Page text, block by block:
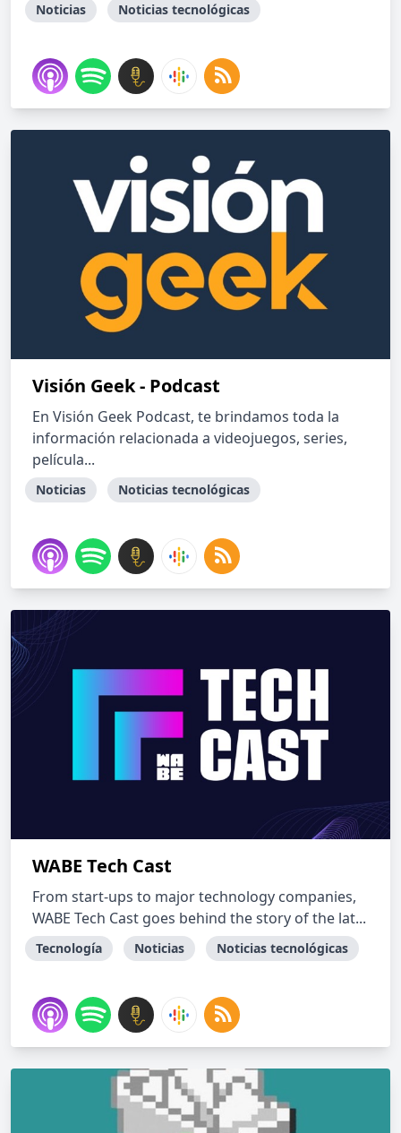
Noticias Noticias tecnológicas
Visión Geek - Podcast
En Visión Geek Podcast, te brindamos toda la
información relacionada a videojuegos, series,
película...
Noticias Noticias tecnológicas
WABE Tech Cast
From start-ups to major technology companies,
WABE Tech Cast goes behind the story of the lat...
Tecnología Noticias Noticias tecnológicas